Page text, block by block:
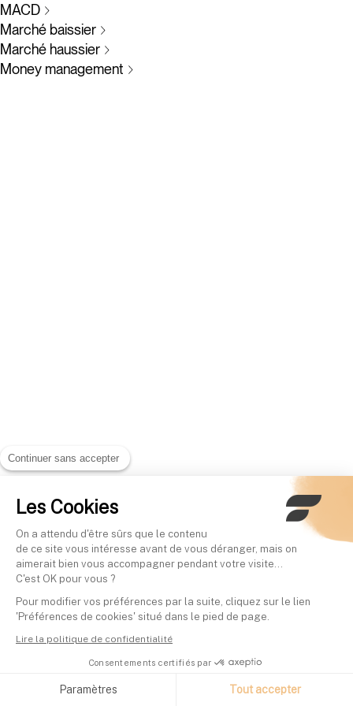
Continuer sans accepter
Les Cookies
On a attendu d'être sûrs que le contenu
de ce site vous intéresse avant de vous déranger, mais on
aimerait bien vous accompagner pendant votre visite...
C'est OK pour vous ?
Pour modifier vos préférences par la suite, cliquez sur le lien
'Préférences de cookies' situé dans le pied de page.
Lire la politique de confidentialité
Consentements certifiés par
Paramètres Tout accepter
MACD
Marché baissier
Marché haussier
Money management